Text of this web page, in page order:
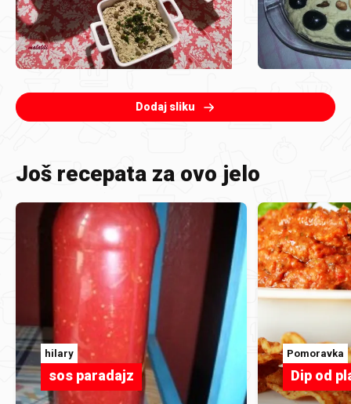
Dodaj sliku
Još recepata za ovo jelo
hilary
sos paradajz
Pomoravka
Dip od